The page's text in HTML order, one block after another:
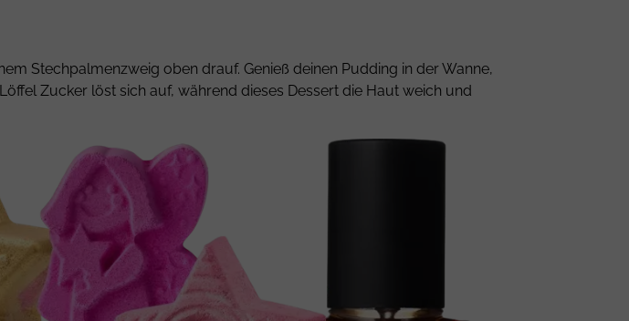
Stechpalmenzweig oben drauf. Genieß deinen Pudding in der Wanne,
Zucker löst sich auf, während dieses Dessert die Haut weich und